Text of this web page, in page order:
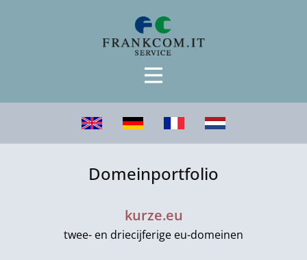
Domeinportfolio
kurze.eu
twee- en driecijferige eu-domeinen